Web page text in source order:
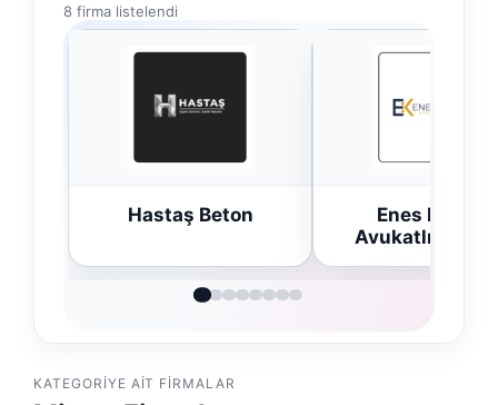
8 firma listelendi
Hastaş Beton
Enes Kaplan
Avukatlık
KATEGORIYE AIT FIRMALAR